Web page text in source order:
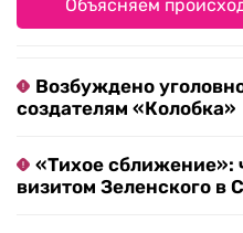
Объясняем
Возбуждено
создателям «Колобка»
«Тихое сближение»:
визитом Зеленского в